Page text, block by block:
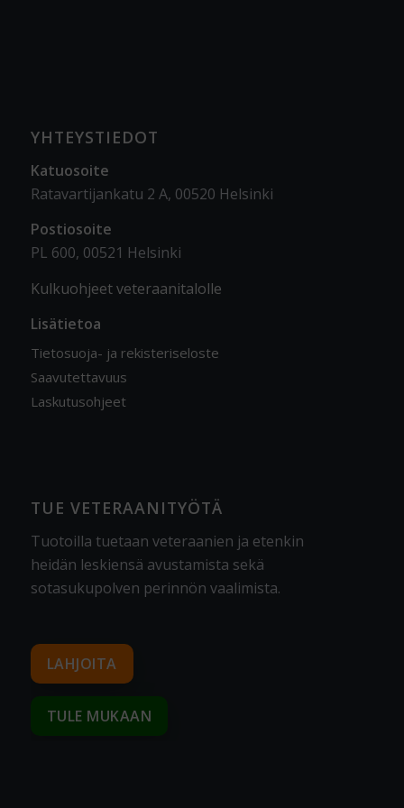
YHTEYSTIEDOT
Katuosoite
Ratavartijankatu 2 A, 00520 Helsinki
Postiosoite
PL 600, 00521 Helsinki
Kulkuohjeet veteraanitalolle
Lisätietoa
Tietosuoja- ja rekisteriseloste
Saavutettavuus
Laskutusohjeet
TUE VETERAANITYÖTÄ
Tuotoilla tuetaan veteraanien ja etenkin
heidän leskiensä avustamista sekä
sotasukupolven perinnön vaalimista.
LAHJOITA
TULE MUKAAN